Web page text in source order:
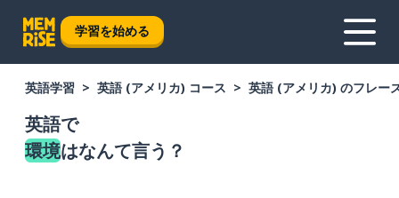
学習を始める
英語学習 英語 (アメリカ) コース 英語 (アメリカ) のフレー
英語で
環境はなんて言う？